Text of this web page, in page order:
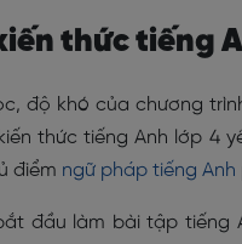
thức tiếng
độ khó của chương
thức tiếng Anh lớp 4
điểm ngữ pháp tiếng Anh
đầu làm bài tập tiếng